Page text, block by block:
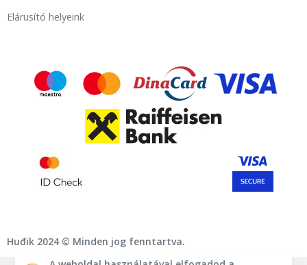
Elárusító helyeink
Huđik 2024 © Minden jog fenntartva.